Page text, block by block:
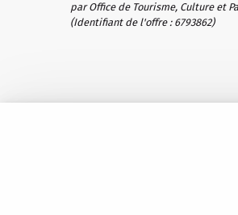
par Office de Tourisme, Culture et
(Identifiant de l'offre : 6793862)